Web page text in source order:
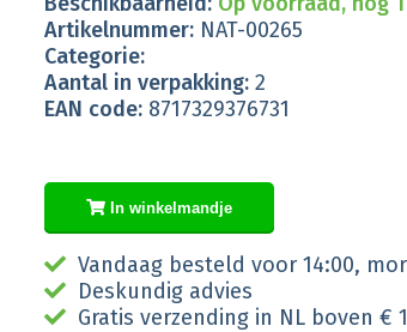
Artikelnummer: NAT-00265
Categorie:
Aantal in verpakking: 2
EAN code: 8717329376731
In winkelmandje
Vandaag besteld voor 14:00,
Deskundig advies
Gratis verzending in NL boven €